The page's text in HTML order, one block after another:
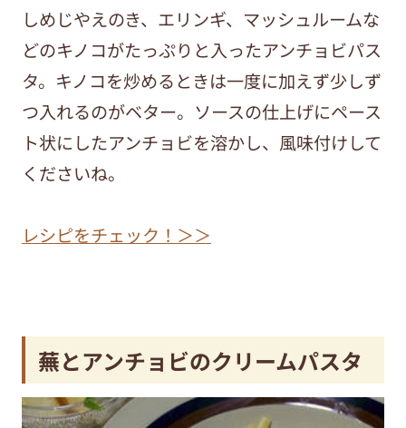
しめじやえのき、エリンギ、マッシュルームな
どのキノコがたっぷりと入ったアンチョビパス
タ。キノコを炒めるときは一度に加えず少しず
つ入れるのがベター。ソースの仕上げにペース
ト状にしたアンチョビを溶かし、風味付けして
くださいね。
レシピをチェック！＞＞
蕪とアンチョビのクリームパスタ